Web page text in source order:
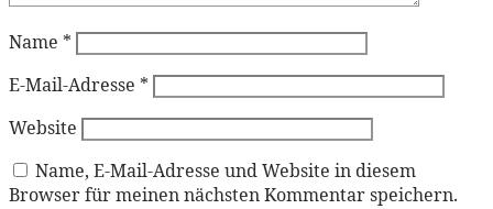
Name *
E-Mail-Adresse *
Website
Name, E-Mail-Adresse und Website in diesem
Browser für meinen nächsten Kommentar speichern.